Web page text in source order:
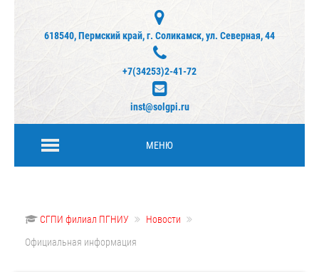
618540, Пермский край, г. Соликамск, ул. Северная, 44
+7(34253)2-41-72
inst@solgpi.ru
МЕНЮ
СГПИ филиал ПГНИУ
Новости
Официальная информация